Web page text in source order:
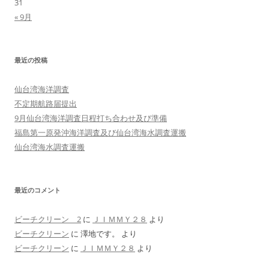
31
« 9月
最近の投稿
仙台湾海洋調査
不定期航路届提出
9月仙台湾海洋調査日程打ち合わせ及び準備
福島第一原発沖海洋調査及び仙台湾海水調査運搬
仙台湾海水調査運搬
最近のコメント
ビーチクリーン 2 に ＪＩＭＭＹ２８ より
ビーチクリーン に 澤地です。
より
ビーチクリーン に ＪＩＭＭＹ２８ より